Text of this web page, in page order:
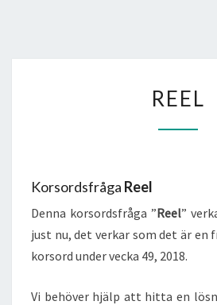
REEL
Korsordsfråga Reel
Denna korsordsfråga ”Reel”
just nu, det verkar som det är en
korsord under vecka 49, 2018.
Vi behöver hjälp att hitta en